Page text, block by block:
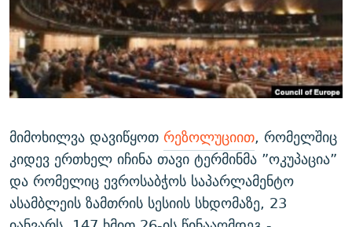
ᲛᲝᲚᲐᲞᲐᲠᲐᲙᲔ ᲢᲔᲥᲡᲢᲔᲑᲘ
ᲨᲘᲜ - ᲣᲪᲮᲝᲔᲗᲨᲘ
ᲚᲘᲢᲔᲠᲐᲢᲣᲠᲣᲚᲘ ᲬᲐᲮᲜᲐᲒᲔᲑᲘ
ᲐᲛᲔᲠᲘᲙᲣᲚᲘ ᲛᲝᲗᲮᲠᲝᲑᲐ
ᲘᲛᲞᲔᲠᲘᲐ ᲓᲐ ᲠᲐᲓᲘᲝ
ᲩᲔᲛᲘ ᲡᲘᲙᲕᲓᲘᲚᲘᲡ ᲛᲘᲖᲔᲖᲘᲐ COVID-19
11 ᲬᲔᲚᲘ - 11 ᲐᲛᲑᲐᲕᲘ
ᲡᲐᲞᲐᲠᲚᲐᲛᲔᲜᲢᲝ ᲐᲠᲩᲔᲕᲜᲔᲑᲘᲡ ᲘᲡᲢᲝᲠᲘᲐ
ᲑᲐᲕᲨᲕᲔᲑᲘ ᲞᲠᲝᲡᲢᲘᲢᲣᲪᲘᲐᲨᲘ - ᲐᲛᲝᲣᲗᲥᲛᲔᲚᲘ ᲐᲛᲑᲐᲕᲘ
5 ᲐᲛᲑᲐᲕᲘ - 20 ᲘᲕᲜᲘᲡᲡ ᲓᲐᲨᲐᲕᲔᲑᲣᲚᲔᲑᲘ
ᲐᲒᲕᲘᲡᲢᲝᲡ ᲝᲛᲘ
ПРИВЕТ ᲙᲣᲚᲢᲣᲠᲐ
ᲒᲐᲛᲝᲘᲬᲔᲠᲔ
მიმოხილვა დავიწყოთ რეზოლუციით, რომელშიც
კიდევ ერთხელ იჩინა თავი ტერმინმა ”ოკუპაცია”
და რომელიც ევროსაბჭოს საპარლამენტო
ასამბლეის ზამთრის სესიის სხდომაზე, 23